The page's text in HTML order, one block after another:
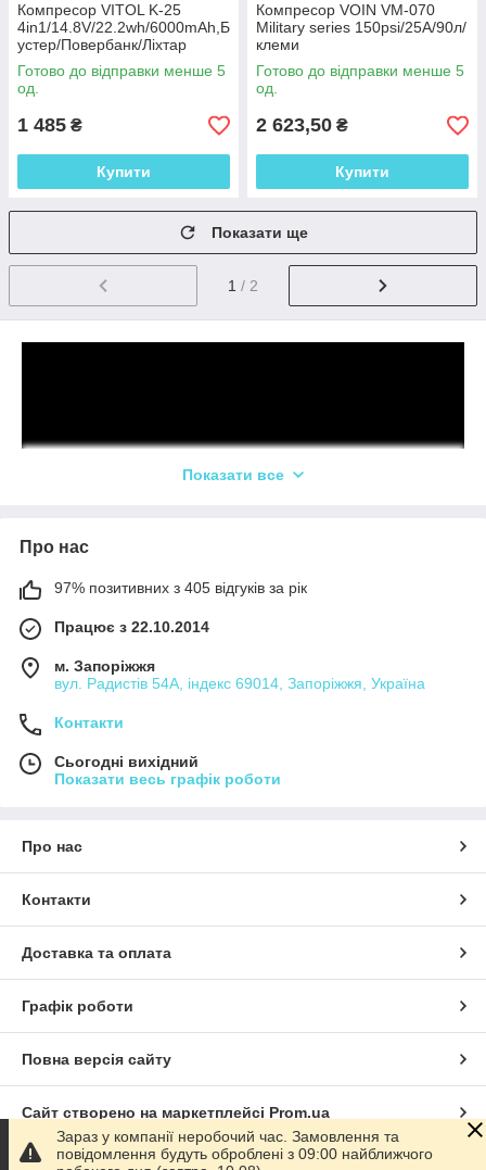
Компресор VITOL K-25
4in1/14.8V/22.2wh/6000mAh,Б
устер/Повербанк/Ліхтар
Готово до відправки менше 5
од.
1 485 ₴
Купити
Компресор VOIN VM-070
Military series 150psi/25A/90л/
клеми
Готово до відправки менше 5
од.
2 623,50 ₴
Купити
Показати ще
1 / 2
Показати все
Про нас
97% позитивних з 405 відгуків за рік
Працює з 22.10.2014
м. Запоріжжя
вул. Радистів 54А, індекс 69014, Запоріжжя, Україна
Контакти
Сьогодні вихідний
Показати весь графік роботи
Про нас
Контакти
Доставка та оплата
Графік роботи
Повна версія сайту
Сайт створено на маркетплейсі Prom.ua
Політика конфіденційності
Зараз у компанії неробочий час. Замовлення та
повідомлення будуть оброблені з 09:00 найближчого